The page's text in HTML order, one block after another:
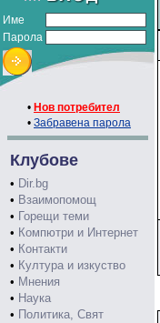
Име
Парола
• Нов потребител
• Забравена парола
Клубове
• Dir.bg
• Взаимопомощ
• Горещи теми
• Компютри и Интернет
• Контакти
• Култура и изкуство
• Мнения
• Наука
• Политика, Свят